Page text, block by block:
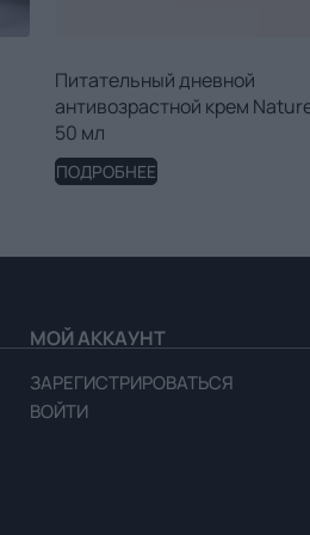
Питательный дневной
антивозрастной крем
50 мл
ПОДРОБНЕЕ
МОЙ АККАУНТ
ЗАРЕГИСТРИРОВАТЬСЯ
ВОЙТИ